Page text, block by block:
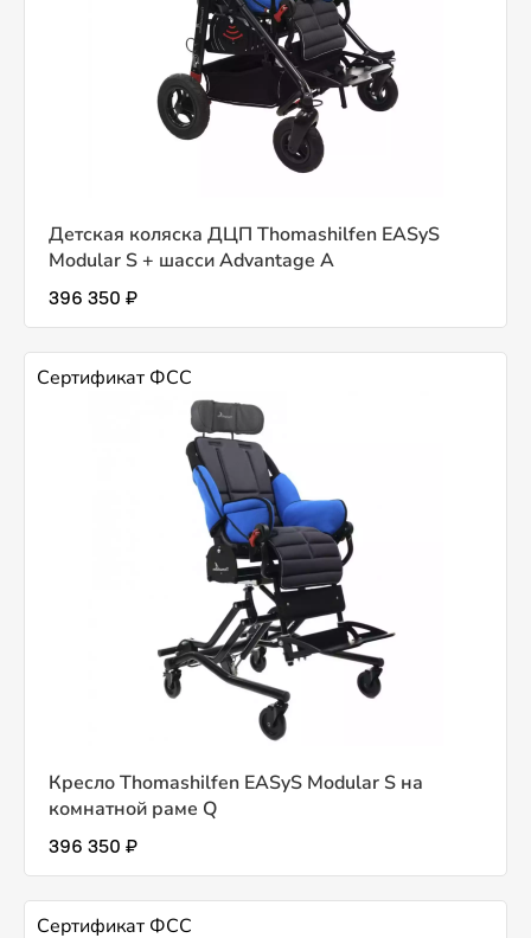
Детская коляска ДЦП Thomashilfen EASyS
Modular S + шасси Advantage А
396 350 ₽
Сертификат ФСС
Кресло Thomashilfen EASyS Modular S на
комнатной раме Q
396 350 ₽
Сертификат ФСС